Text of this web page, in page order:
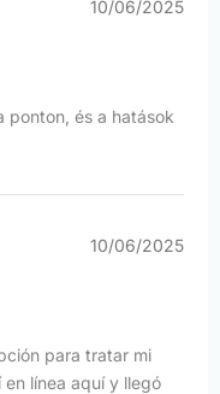
10/06/2025
ponton, és a hatások
10/06/2025
para tratar mi
línea aquí y llegó